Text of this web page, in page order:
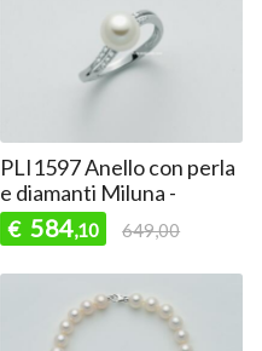
PLI1597 Anello con perla
e diamanti Miluna -
€ 584,10 649,00